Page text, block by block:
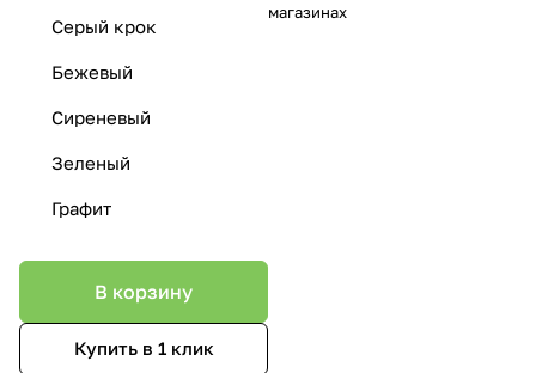
Серый крок
Бежевый
Сиреневый
Зеленый
Графит
В корзину
Купить в 1 клик
магазинах